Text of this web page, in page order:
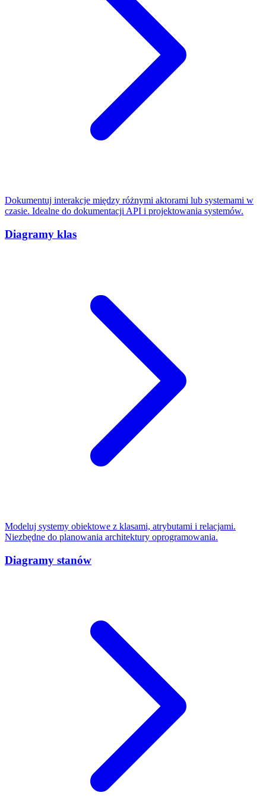
Dokumentuj interakcje między różnymi aktorami lub systemami w
czasie. Idealne do dokumentacji API i projektowania systemów.
Diagramy klas
Modeluj systemy obiektowe z klasami, atrybutami i relacjami.
Niezbędne do planowania architektury oprogramowania.
Diagramy stanów